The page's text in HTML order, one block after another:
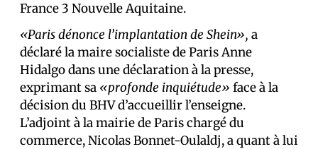
France 3 Nouvelle Aquitaine.
«Paris dénonce l’implantation de Shein», a
déclaré la maire socialiste de Paris Anne
Hidalgo dans une déclaration à la presse,
exprimant sa «profonde inquiétude» face à la
décision du BHV d’accueillir l’enseigne.
L’adjoint à la mairie de Paris chargé du
commerce, Nicolas Bonnet-Oulaldj, a quant à lui